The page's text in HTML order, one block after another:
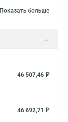
Показать больше
46 507,46 ₽
46 692,71 ₽